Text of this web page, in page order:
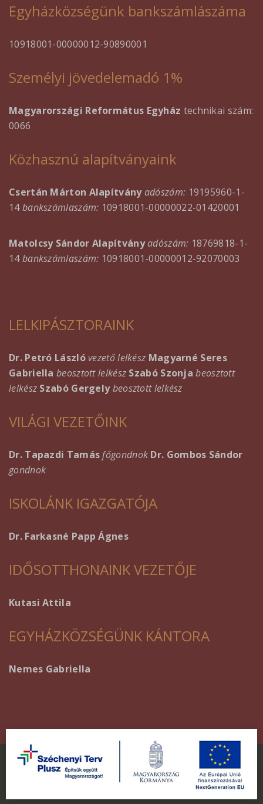
Egyházközségünk bankszámlászáma
10918001-00000012-90890001
Személyi jövedelemadó 1%
Magyarországi Református Egyház technikai szám:
0066
Közhasznú alapítványaink
Csertán Márton Alapítvány adószám: 19195960-1-
14bankszámlaszám: 10918001-00000022-01420001
Matolcsy Sándor Alapítványadószám: 18769818-1-
14bankszámlaszám: 10918001-00000012-92070003
LELKIPÁSZTORAINK
Dr. Petró Lászlóvezető lelkész Magyarné Seres
Gabriella beosztott lelkész Szabó Szonjabeosztott
lelkész Szabó Gergely beosztott lelkész
VILÁGI VEZETŐINK
Dr. Tapazdi Tamásfőgondnok Dr. Gombos Sándor
gondnok
ISKOLÁNK IGAZGATÓJA
Dr. Farkasné Papp Ágnes
IDŐSOTTHONAINK VEZETŐJE
Kutasi Attila
EGYHÁZKÖZSÉGÜNK KÁNTORA
Nemes Gabriella
Minden jog fenntartva. © In4net Kft.